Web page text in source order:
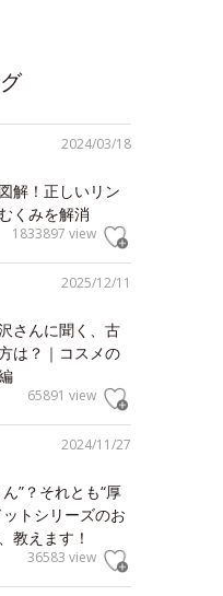
2024/03/18
解！正しいリン
くみを解消
1833897 view
2025/12/11
さんに聞く、古
は？｜コスメの
65891 view
2024/11/27
”？それとも“厚
トシリーズのお
教えます！
36583 view